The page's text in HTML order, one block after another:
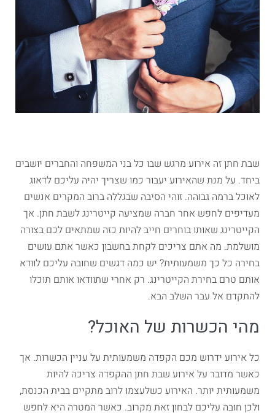
שבת חתן זה אירוע מרגש שבו כל בני המשפחה והחברים יושבים
ביחד. על מנת שהאירוע יעבור כמו שצריך יהיה עליכם לדאוג
לאוכל ברמה גבוהה. זוהי הסיבה שבגללה ברוב המקרים אנשים
מעדיפים לחפש אחר חברה שמציעה קייטרינג לשבת חתן. אך
הקייטרינג שאותו בוחרים חייב להיות כזה שמתאים לכם בצורה
מושלמת. מה אתם צריכים לקחת בחשבון כאשר אתם עושים
בחירה כל כך משמעותית? יש כמה דגשים שחובה עליכם לוודא
אותם טרם בחירת הקייטרינג. רק אחרי שתוודאו אותם תוכלו
להתקדם אל עבר השלב הבא.
מהי הכשרות של האוכל?
כל אירוע ידרוש מכם הקפדה משמעותית על עניין הכשרות. אך
כאשר מדובר על אירוע שבת חתן ההקפדה צריכה להיות
משמעותית יותר. האירוע כשלעצמו לרוב מתקיים בבית הכנסת,
ולכן חובה עליכם לבחון זאת מקרוב. כאשר המטרה היא לחפש